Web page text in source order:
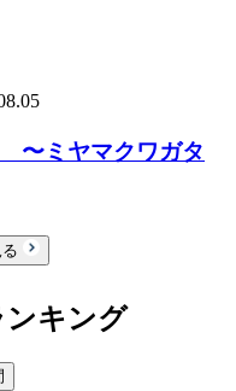
〜ミヤマクワガタ
ンキング